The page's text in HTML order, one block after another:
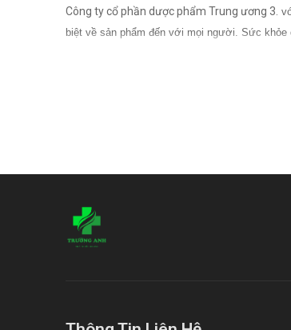
Công ty cổ phần dược phẩm Trung ương 3.
biệt về sản phẩm đến với mọi người. Sức khỏe